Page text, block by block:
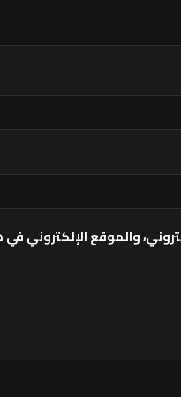
والموقع الإلكتروني